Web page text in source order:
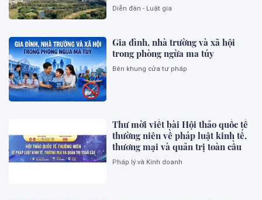
Diễn đàn - Luật gia
Gia đình, nhà trường và xã hội
trong phòng ngừa ma túy
Bên khung cửa tư pháp
Thư mời viết bài Hội thảo quốc tế
thường niên về pháp luật kinh tế,
thương mại và quản trị toàn cầu
Pháp lý và Kinh doanh